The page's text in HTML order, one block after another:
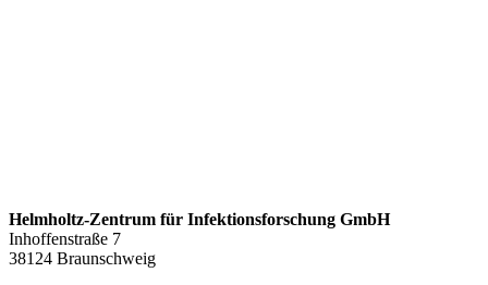
Helmholtz-Zentrum für Infektionsforschung GmbH
Inhoffenstraße 7
38124 Braunschweig